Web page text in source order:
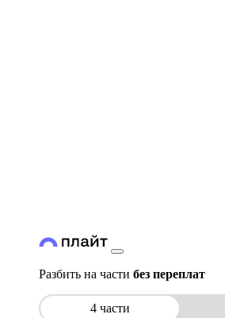
Разбить на части без переплат
4 части